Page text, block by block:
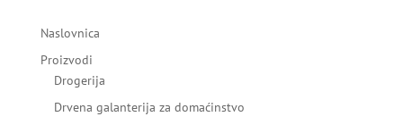
Naslovnica
Proizvodi
Drogerija
Drvena galanterija za domaćinstvo